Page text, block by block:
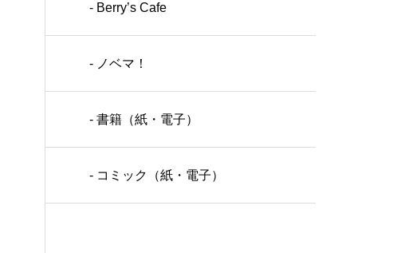
- Berry’s Cafe
- ノベマ！
- 書籍（紙・電子）
- コミック（紙・電子）